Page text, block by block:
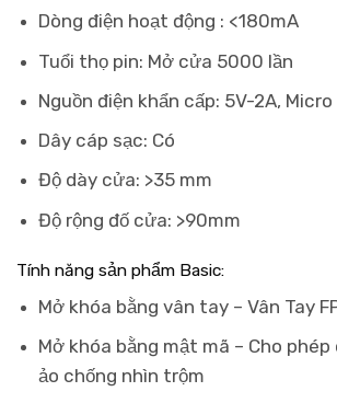
Dòng điện hoạt động : <180mA
Tuổi thọ pin: Mở cửa 5000 lần
Nguồn điện khẩn cấp: 5V-2A, Micro
Dây cáp sạc: Có
Độ dày cửa: >35 mm
Độ rộng đố cửa: >90mm
Tính năng sản phẩm Basic:
Mở khóa bằng vân tay – Vân Tay
Mở khóa bằng mật mã – Cho
ảo chống nhìn trộm